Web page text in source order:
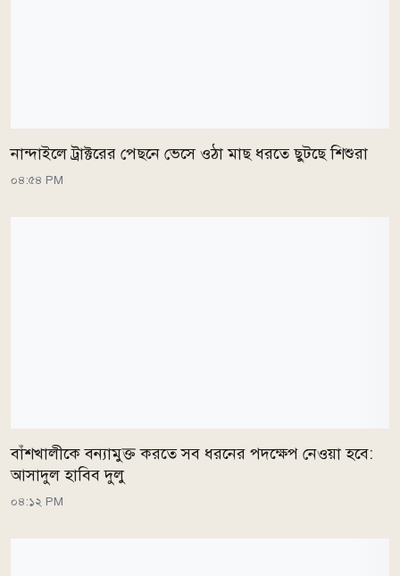
নান্দাইলে ট্রাক্টরের পেছনে ভেসে ওঠা মাছ ধরতে ছুটছে শিশুরা
০৪:৫৪ PM
বাঁশখালীকে বন্যামুক্ত করতে সব ধরনের পদক্ষেপ নেওয়া হবে:
আসাদুল হাবিব দুলু
০৪:১২ PM